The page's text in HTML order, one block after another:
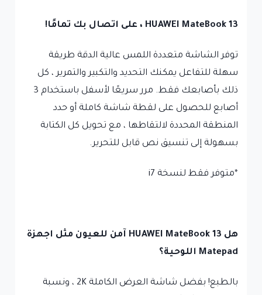
HUAWEI MateBook 13 ، على اتصال بك تمامًا!
توفر الشاشة متعددة اللمس عالية الدقة طريقة
سهلة للتفاعل يمكنك التحديد والتكبير والتمرير ، كل
ذلك بأصابعك فقط. مرر سريعًا لأسفل باستخدام 3
أصابع للحصول على لقطة شاشة كاملة أو حدد
المنطقة المحددة لالتقاطها ، مع تحويل كل الكتابة
بسهولة إلى تنسيق نص قابل للتحرير.
*متوفر فقط لنسخة i7
هل HUAWEI MateBook 13 آمن للعيون مثل اجهزة
Matepad اللوحية؟
بالطبع! بفضل شاشة العرض الكاملة 2K ، ونسبة